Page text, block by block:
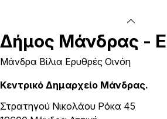
Δήμος Μάνδρας -
Μάνδρα Βίλια Ερυθρές Οινόη
Κεντρικό Δημαρχείο Μάνδρας.
Στρατηγού Νικολάου Ρόκα 45